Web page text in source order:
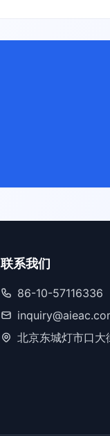
联系我们
86-10-57116336
北京东城灯市口